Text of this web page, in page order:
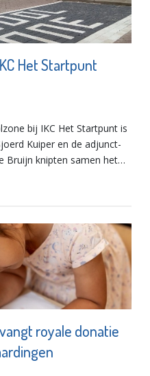
Het Startpunt
bij IKC Het Startpunt is
Kuiper en de adjunct-
Bruijn knipten samen het
royale donatie